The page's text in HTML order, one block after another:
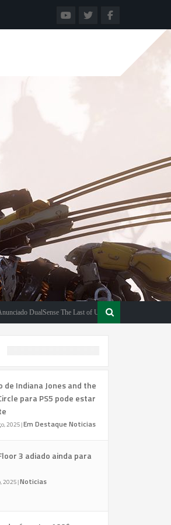
The Last of Us Limited Edition
de Indiana Jones and the
para PS5 pode estar
2025|Em Destaque Noticias
3 adiado ainda para
2025|Noticias